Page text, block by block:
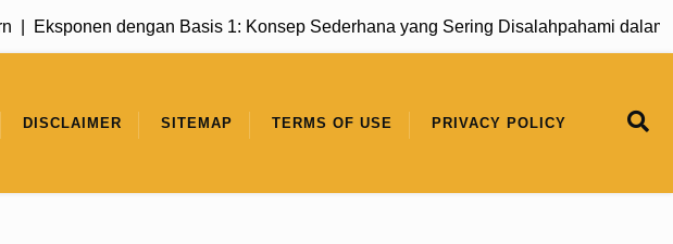
Eksponen dengan Basis 1: Konsep Sederhana yang Sering Disalahpahami dalam
DISCLAIMER SITEMAP TERMS OF USE PRIVACY POLICY